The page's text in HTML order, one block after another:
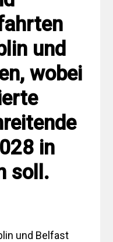
und
wobei
in
soll.
und Belfast